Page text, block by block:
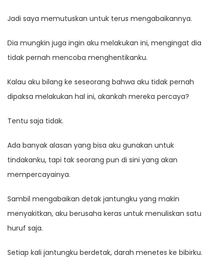
Jadi saya memutuskan untuk terus mengabaikannya.
Dia mungkin juga ingin aku melakukan ini, mengingat dia
tidak pernah mencoba menghentikanku.
Kalau aku bilang ke seseorang bahwa aku tidak pernah
dipaksa melakukan hal ini, akankah mereka percaya?
Tentu saja tidak.
Ada banyak alasan yang bisa aku gunakan untuk
tindakanku, tapi tak seorang pun di sini yang akan
mempercayainya.
Sambil mengabaikan detak jantungku yang makin
menyakitkan, aku berusaha keras untuk menuliskan satu
huruf saja.
Setiap kali jantungku berdetak, darah menetes ke bibirku.